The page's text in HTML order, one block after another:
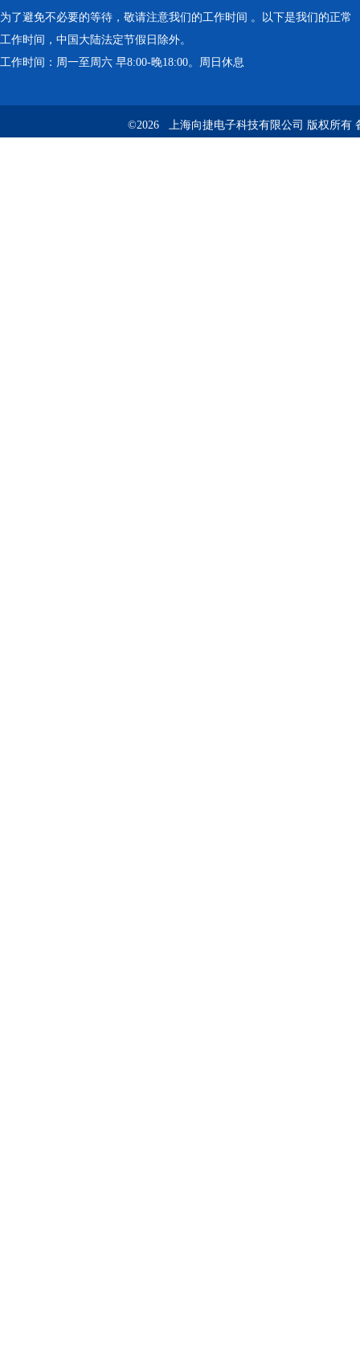
为了避免不必要的等待，敬请注意我们的工作时间 。以下是我们的正常
工作时间，中国大陆法定节假日除外。
工作时间：周一至周六 早8:00-晚18:00。周日休息
©2026 上海向捷电子科技有限公司 版权所有